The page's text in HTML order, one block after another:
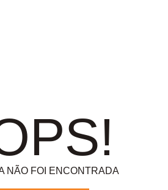
NÃO FOI ENCONTRADA